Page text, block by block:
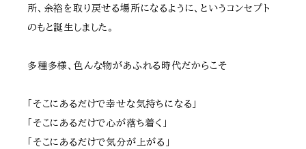
所、余裕を取り戻せる場所になるように、というコンセプト
のもと誕生しました。
多種多様、色んな物があふれる時代だからこそ
「そこにあるだけで幸せな気持ちになる」
「そこにあるだけで心が落ち着く」
「そこにあるだけで気分が上がる」